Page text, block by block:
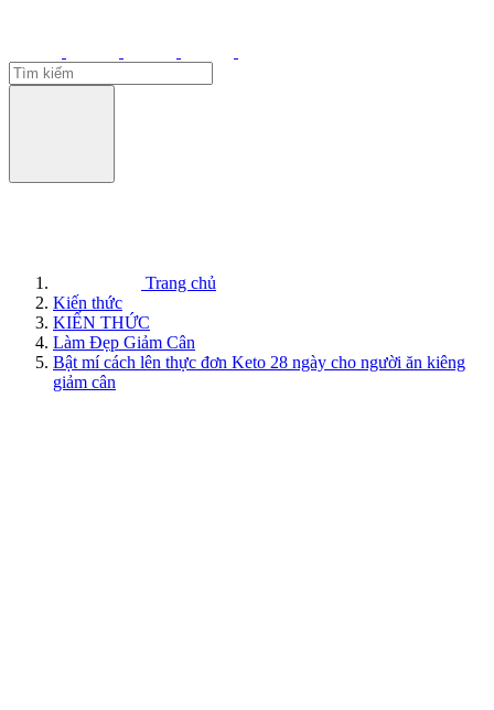
Trang chủ
Kiến thức
KIẾN THỨC
Làm Đẹp Giảm Cân
Bật mí cách lên thực đơn Keto 28 ngày cho người ăn kiêng
giảm cân